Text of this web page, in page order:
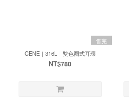
售完
CENE｜316L｜雙色圈式耳環
NT$780